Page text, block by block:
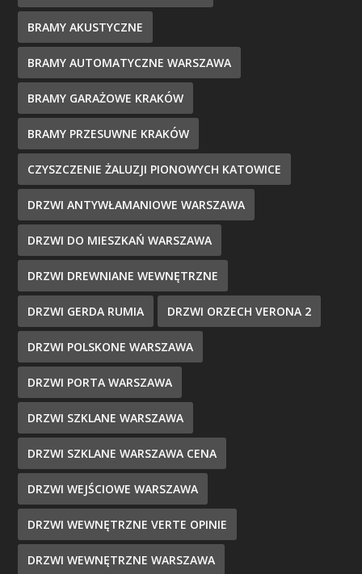
BRAMY AKUSTYCZNE
BRAMY AUTOMATYCZNE WARSZAWA
BRAMY GARAŻOWE KRAKÓW
BRAMY PRZESUWNE KRAKÓW
CZYSZCZENIE ŻALUZJI PIONOWYCH KATOWICE
DRZWI ANTYWŁAMANIOWE WARSZAWA
DRZWI DO MIESZKAŃ WARSZAWA
DRZWI DREWNIANE WEWNĘTRZNE
DRZWI GERDA RUMIA DRZWI ORZECH VERONA 2
DRZWI POLSKONE WARSZAWA
DRZWI PORTA WARSZAWA
DRZWI SZKLANE WARSZAWA
DRZWI SZKLANE WARSZAWA CENA
DRZWI WEJŚCIOWE WARSZAWA
DRZWI WEWNĘTRZNE VERTE OPINIE
DRZWI WEWNĘTRZNE WARSZAWA